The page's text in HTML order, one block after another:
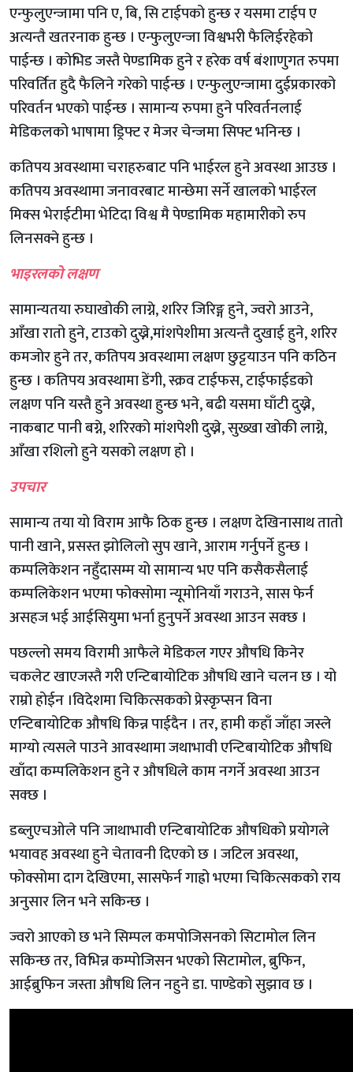
एन्फुलुएन्जामा पनि ए, बि, सि टाईपको हुन्छ र यसमा टाईप ए
अत्यन्तै खतरनाक हुन्छ । एन्फुलुएन्जा विश्वभरी फैलिईरहेको
पाईन्छ । कोभिड जस्तै पेण्डामिक हुने र हरेक वर्ष बंशाणुगत रुपमा
परिवर्तित हुदै फैलिने गरेको पाईन्छ । एन्फुलुएन्जामा दुईप्रकारको
परिवर्तन भएको पाईन्छ । सामान्य रुपमा हुने परिवर्तनलाई
मेडिकलको भाषामा ड्रिफ्ट र मेजर चेन्जमा सिफ्ट भनिन्छ ।
कतिपय अवस्थामा चराहरुबाट पनि भाईरल हुने अवस्था आउछ ।
कतिपय अवस्थामा जनावरबाट मान्छेमा सर्ने खालको भाईरल
मिक्स भेराईटीमा भेटिदा विश्व मै पेण्डामिक महामारीको रुप
लिनसक्ने हुन्छ ।
भाइरलको लक्षण
सामान्यतया रुघाखोकी लाग्ने, शरिर जिरिङ्ग हुने, ज्वरो आउने,
आँखा रातो हुने, टाउको दुख्ने,मांशपेशीमा अत्यन्तै दुखाई हुने, शरिर
कमजोर हुने तर, कतिपय अवस्थामा लक्षण छुट्टयाउन पनि कठिन
हुन्छ । कतिपय अवस्थामा डेंगी, स्क्रव टाईफस, टाईफाईडको
लक्षण पनि यस्तै हुने अवस्था हुन्छ भने, बढी यसमा घाँटी दुख्ने,
नाकबाट पानी बग्ने, शरिरको मांशपेशी दुख्ने, सुख्खा खोकी लाग्ने,
आँखा रशिलो हुने यसको लक्षण हो ।
उपचार
सामान्य तया यो विराम आफै ठिक हुन्छ । लक्षण देखिनासाथ तातो
पानी खाने, प्रसस्त झोलिलो सुप खाने, आराम गर्नुपर्ने हुन्छ ।
कम्पलिकेशन नहुँदासम्म यो सामान्य भए पनि कसैकसैलाई
कम्पलिकेशन भएमा फोक्सोमा न्यूमोनियाँ गराउने, सास फेर्न
असहज भई आईसियुमा भर्ना हुनुपर्ने अवस्था आउन सक्छ ।
पछल्लो समय विरामी आफैले मेडिकल गएर औषधि किनेर
चकलेट खाएजस्तै गरी एन्टिबायोटिक औषधि खाने चलन छ । यो
राम्रो होईन ।विदेशमा चिकित्सकको प्रेस्कृप्सन विना
एन्टिबायोटिक औषधि किन्न पाईदैन । तर, हामी कहाँ जाँहा जस्ले
माग्यो त्यसले पाउने आवस्थामा जथाभावी एन्टिबायोटिक औषधि
खाँदा कम्पलिकेशन हुने र औषधिले काम नगर्ने अवस्था आउन
सक्छ ।
डब्लुएचओले पनि जाथाभावी एन्टिबायोटिक औषधिको प्रयोगले
भयावह अवस्था हुने चेतावनी दिएको छ । जटिल अवस्था,
फोक्सोमा दाग देखिएमा, सासफेर्न गाह्रो भएमा चिकित्सकको राय
अनुसार लिन भने सकिन्छ ।
ज्वरो आएको छ भने सिम्पल कमपोजिसनको सिटामोल लिन
सकिन्छ तर, विभिन्न कम्पोजिसन भएको सिटामोल, ब्रुफिन,
आईब्रुफिन जस्ता औषधि लिन नहुने डा. पाण्डेको सुझाव छ ।